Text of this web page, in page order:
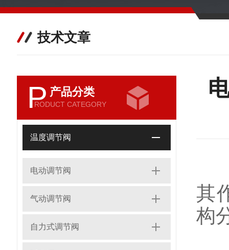
技术文章
P 产品分类
RODUCT CATEGORY
温度调节阀
电动调节阀
气动调节阀
自力式调节阀
其
构